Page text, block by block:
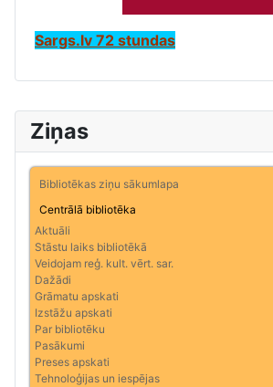
Ziņas
Bibliotēkas ziņu sākumlapa
Centrālā bibliotēka
Aktuāli
Stāstu laiks bibliotēkā
Veidojam reģ. kult. vērt. sar.
Dažādi
Grāmatu apskati
Izstāžu apskati
Par bibliotēku
Pasākumi
Preses apskati
Tehnoloģijas un iespējas
Sargs.lv 72 stundas